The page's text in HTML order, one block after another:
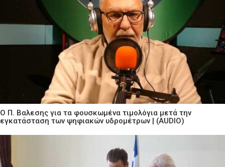
Ο Π. Βαλεσης για τα φουσκωμένα τιμολόγια μετά την
εγκατάσταση των ψηφιακών υδρομέτρων | (AUDIO)